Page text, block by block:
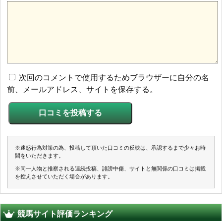
次回のコメントで使用するためブラウザーに自分の名
前、メールアドレス、サイトを保存する。
※迷惑行為対策の為、投稿して頂いた口コミの反映は、承認するまで少々お時
間をいただきます。
※同一人物と推察される連続投稿、誹謗中傷、サイトと無関係の口コミは掲載
を控えさせていただく場合があります。
競馬サイト評価ランキング